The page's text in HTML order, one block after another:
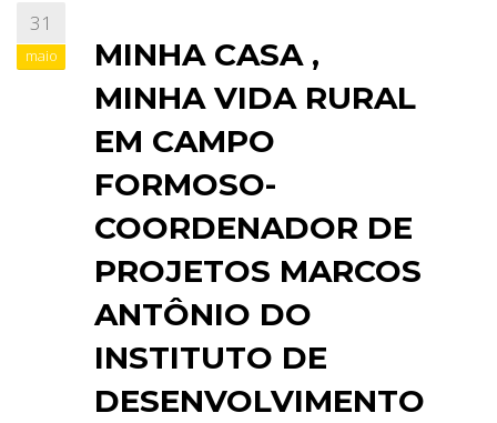
31
maio
MINHA CASA ,
MINHA VIDA RURAL
EM CAMPO
FORMOSO-
COORDENADOR DE
PROJETOS MARCOS
ANTÔNIO DO
INSTITUTO DE
DESENVOLVIMENTO